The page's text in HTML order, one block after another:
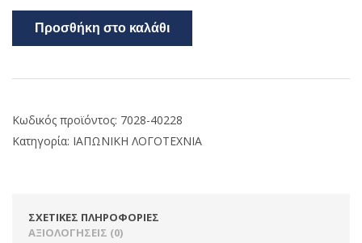
Προσθήκη στο καλάθι
Κωδικός προϊόντος: 7028-40228
Κατηγορία: ΙΑΠΩΝΙΚΗ ΛΟΓΟΤΕΧΝΙΑ
ΣΧΕΤΙΚΈΣ ΠΛΗΡΟΦΟΡΊΕΣ
ΑΞΙΟΛΟΓΉΣΕΙΣ (0)